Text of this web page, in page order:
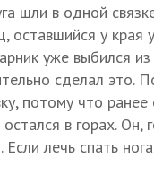
шли в одной
оставшийся у края
уже выбился
сделал это.
потому что
остался в горах.
Если лечь спать